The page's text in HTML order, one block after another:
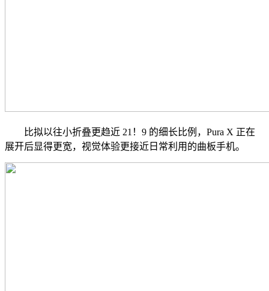
比拟以往小折叠更趋近 21！9 的细长比例，Pura X 正在
展开后显得更宽，视觉体验更接近日常利用的曲板手机。